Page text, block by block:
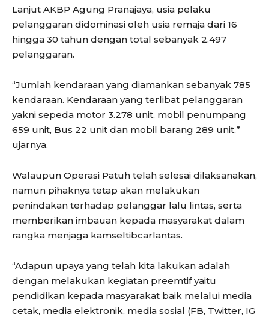
Lanjut AKBP Agung Pranajaya, usia pelaku
pelanggaran didominasi oleh usia remaja dari 16
hingga 30 tahun dengan total sebanyak 2.497
pelanggaran.
“Jumlah kendaraan yang diamankan sebanyak 785
kendaraan. Kendaraan yang terlibat pelanggaran
yakni sepeda motor 3.278 unit, mobil penumpang
659 unit, Bus 22 unit dan mobil barang 289 unit,”
ujarnya.
Walaupun Operasi Patuh telah selesai dilaksanakan,
namun pihaknya tetap akan melakukan
penindakan terhadap pelanggar lalu lintas, serta
memberikan imbauan kepada masyarakat dalam
rangka menjaga kamseltibcarlantas.
“Adapun upaya yang telah kita lakukan adalah
dengan melakukan kegiatan preemtif yaitu
pendidikan kepada masyarakat baik melalui media
cetak, media elektronik, media sosial (FB, Twitter, IG